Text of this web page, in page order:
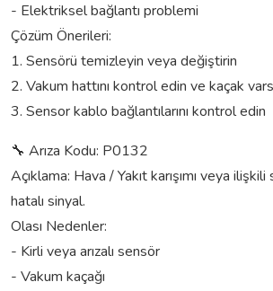
- Elektriksel bağlantı problemi
Çözüm Önerileri:
1. Sensörü temizleyin veya değiştirin
2. Vakum hattını kontrol edin ve kaçak
3. Sensor kablo bağlantılarını kontrol edin
🔧 Arıza Kodu: P0132
Açıklama: Hava / Yakıt karışımı veya
hatalı sinyal.
Olası Nedenler:
- Kirli veya arızalı sensör
- Vakum kaçağı